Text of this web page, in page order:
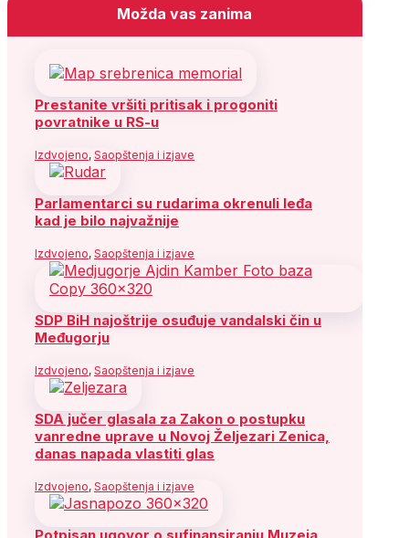
Možda vas zanima
Prestanite vršiti pritisak i progoniti
povratnike u RS-u
Izdvojeno, Saopštenja i izjave
Parlamentarci su rudarima okrenuli leđa
kad je bilo najvažnije
Izdvojeno, Saopštenja i izjave
SDP BiH najoštrije osuđuje vandalski čin u
Međugorju
Izdvojeno, Saopštenja i izjave
SDA jučer glasala za Zakon o postupku
vanredne uprave u Novoj Željezari Zenica,
danas napada vlastiti glas
Izdvojeno, Saopštenja i izjave